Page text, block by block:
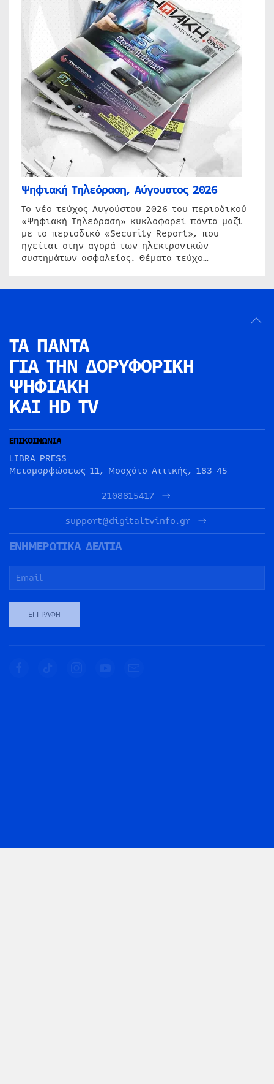
Ψηφιακή Τηλεόραση, Αύγουστος 2026
Το νέο τεύχος Αυγούστου 2026 του περιοδικού
«Ψηφιακή Τηλεόραση» κυκλοφορεί πάντα μαζί
με το περιοδικό «Security Report», που
ηγείται στην αγορά των ηλεκτρονικών
συστημάτων ασφαλείας. Θέματα τεύχο…
ΤΑ ΠΑΝΤΑ
ΓΙΑ ΤΗΝ ΔΟΡΥΦΟΡΙΚΗ
ΨΗΦΙΑΚΗ
ΚΑΙ HD TV
ΕΠΙΚΟΙΝΩΝΙΑ
LIBRA PRESS
Μεταμορφώσεως 11, Μοσχάτο Αττικής, 183 45
2108815417
support@digitaltvinfo.gr
ΕΝΗΜΕΡΩΤΙΚΑ ΔΕΛΤΙΑ
ΕΓΓΡΑΦΉ